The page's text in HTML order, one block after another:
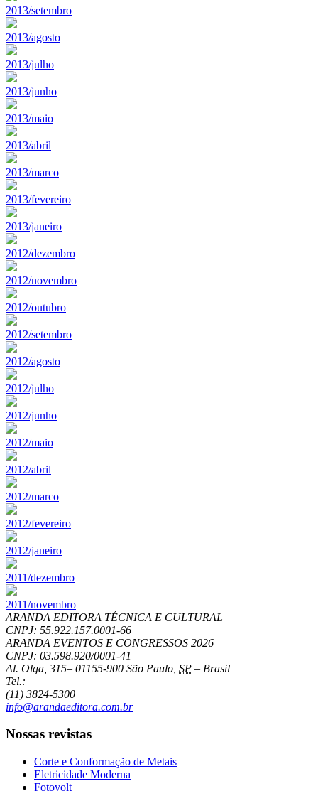
2013/setembro
2013/agosto
2013/julho
2013/junho
2013/maio
2013/abril
2013/marco
2013/fevereiro
2013/janeiro
2012/dezembro
2012/novembro
2012/outubro
2012/setembro
2012/agosto
2012/julho
2012/junho
2012/maio
2012/abril
2012/marco
2012/fevereiro
2012/janeiro
2011/dezembro
2011/novembro
ARANDA EDITORA TÉCNICA E CULTURAL
CNPJ: 55.922.157.0001-66
ARANDA EVENTOS E CONGRESSOS 2026
CNPJ: 03.598.920/0001-41
Al. Olga, 315– 01155-900 São Paulo SP – Brasil
Tel.:
(11) 3824-5300
info@arandaeditora.com.br
Nossas revistas
Corte e Conformação de Metais
Eletricidade Moderna
Fotovolt